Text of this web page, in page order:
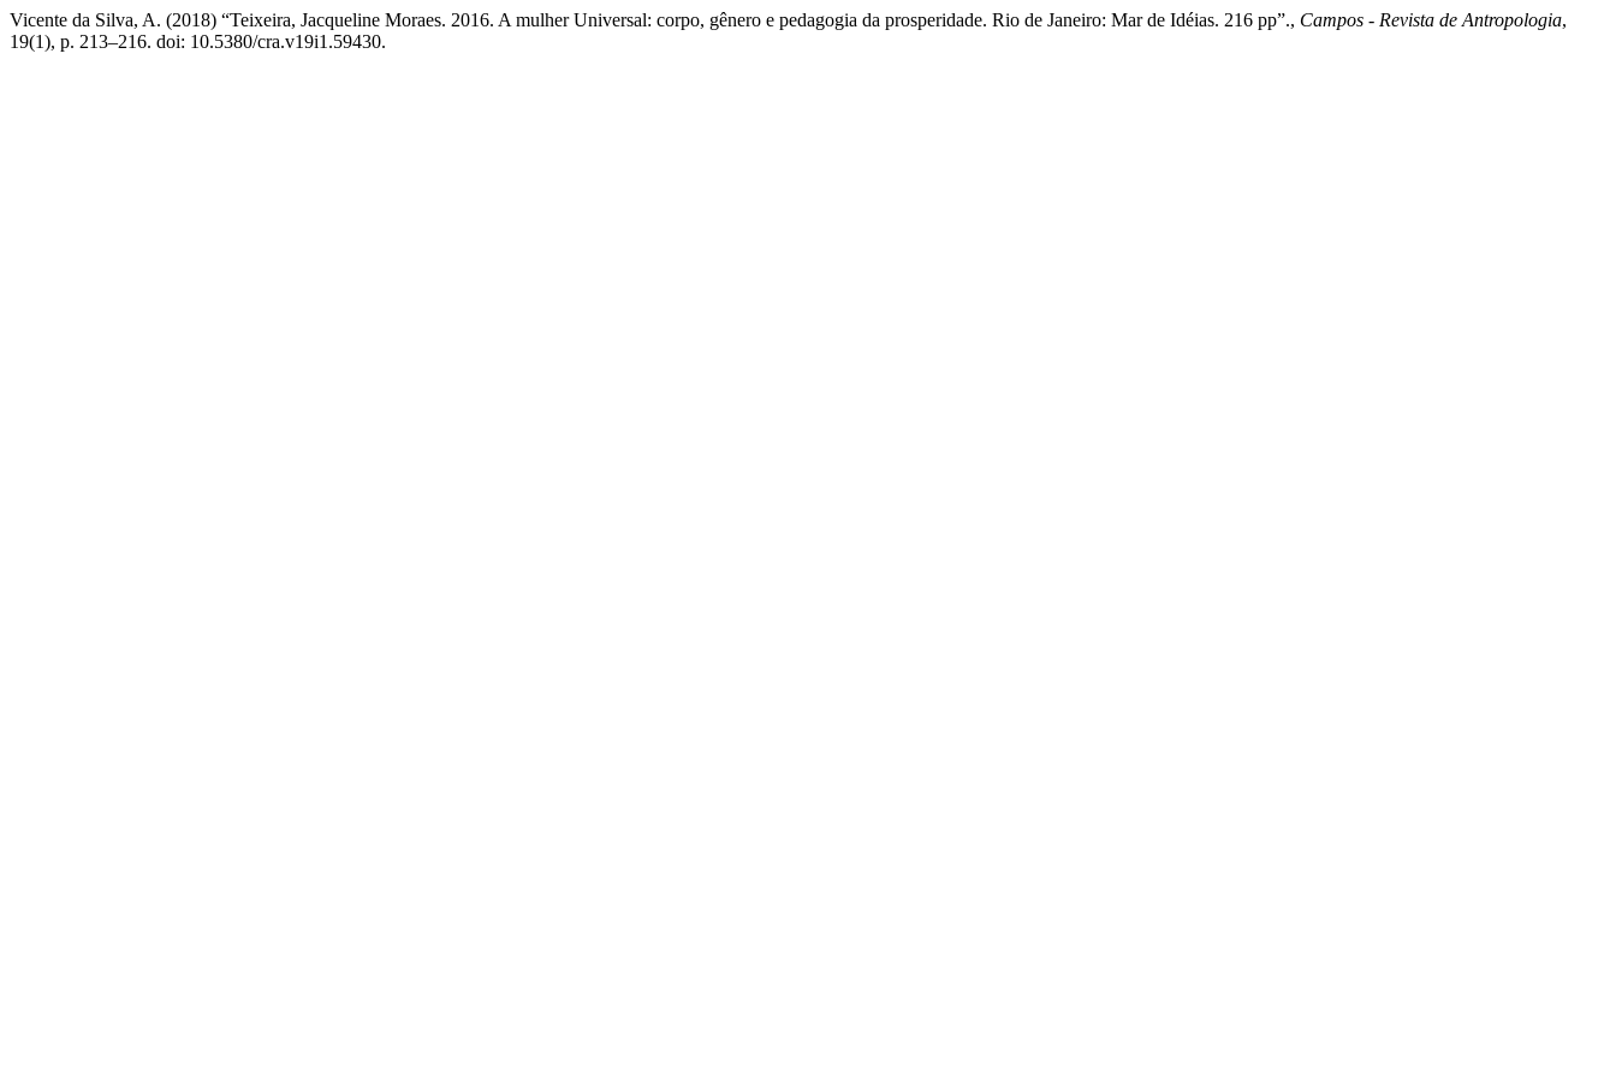
Vicente da Silva, A. (2018) “Teixeira, Jacqueline Moraes. 2016. A mulher Universal: corpo, gênero e pedagogia da prosperidade. Rio de Janeiro: Mar de Idéias. 216 pp”., Campos - Revista de Antropologia,
19(1), p. 213–216. doi: 10.5380/cra.v19i1.59430.